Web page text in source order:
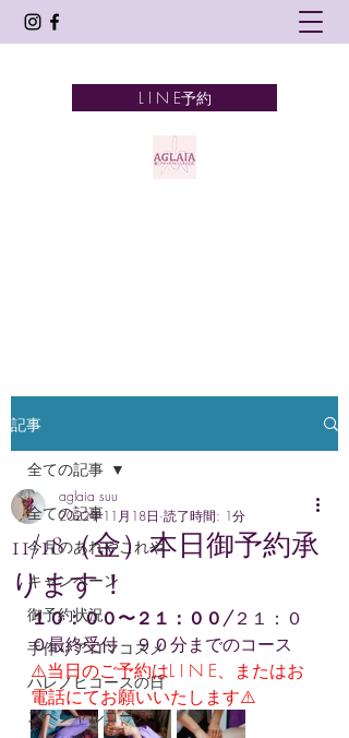
L I N E予約
記事
全ての記事
今月のあれやこれや
キャンペーン
御予約状況
手作りアロマコスメ
ハレノヒコースの日
スペシャルコース
全ての記事
11/18（金）本日御予約承
ります！
aglaia suu
2022年11月18日 読了時間: 1分
１０：００〜２１：００/２１：０
０最終受付　９０分までのコース
⚠️当日のご予約はL I N E、またはお
電話にてお願いいたします⚠️